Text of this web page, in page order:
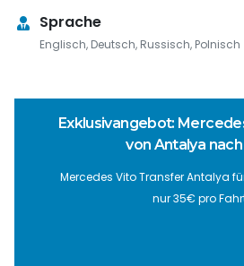
Sprache
Englisch, Deutsch, Russisch, Polnisch
Vito Transfer
für bis zu 6 Personen